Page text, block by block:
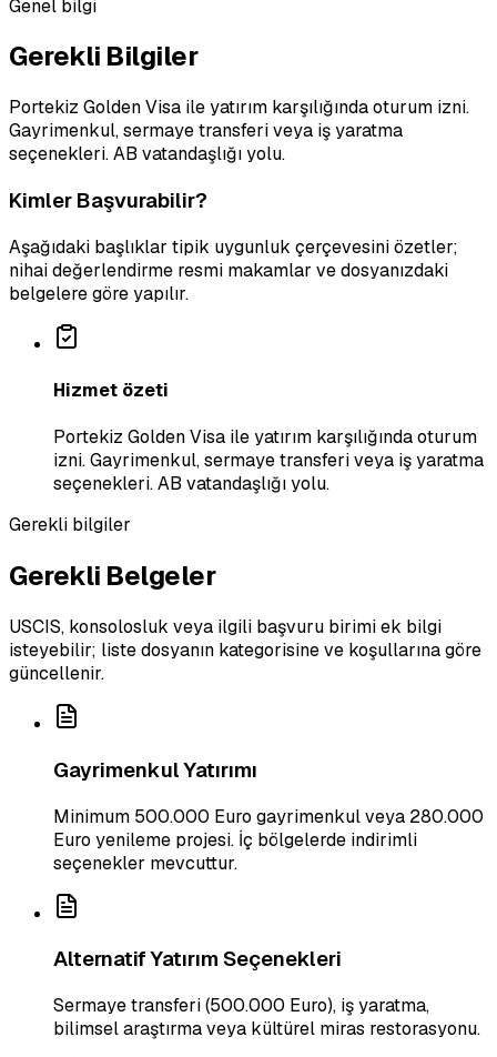
Genel bilgi
Gerekli Bilgiler
Portekiz Golden Visa ile yatırım karşılığında oturum izni.
Gayrimenkul, sermaye transferi veya iş yaratma
seçenekleri. AB vatandaşlığı yolu.
Kimler Başvurabilir?
Aşağıdaki başlıklar tipik uygunluk çerçevesini özetler;
nihai değerlendirme resmi makamlar ve dosyanızdaki
belgelere göre yapılır.
Hizmet özeti
Portekiz Golden Visa ile yatırım karşılığında oturum
izni. Gayrimenkul, sermaye transferi veya iş yaratma
seçenekleri. AB vatandaşlığı yolu.
Gerekli bilgiler
Gerekli Belgeler
USCIS, konsolosluk veya ilgili başvuru birimi ek bilgi
isteyebilir; liste dosyanın kategorisine ve koşullarına göre
güncellenir.
Gayrimenkul Yatırımı
Minimum 500.000 Euro gayrimenkul veya 280.000
Euro yenileme projesi. İç bölgelerde indirimli
seçenekler mevcuttur.
Alternatif Yatırım Seçenekleri
Sermaye transferi (500.000 Euro), iş yaratma,
bilimsel araştırma veya kültürel miras restorasyonu.